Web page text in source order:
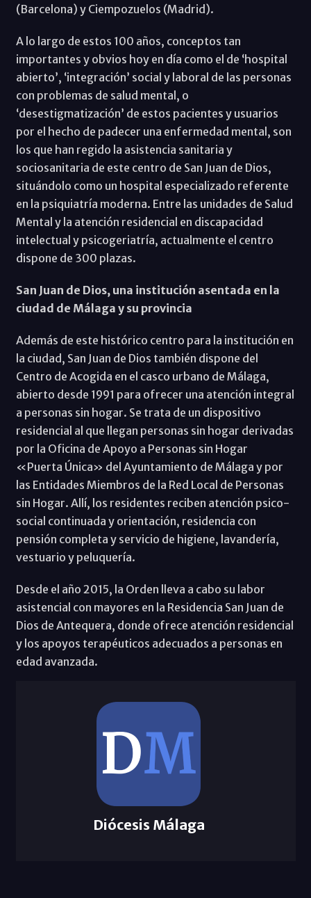
(Barcelona) y Ciempozuelos (Madrid).
A lo largo de estos 100 años, conceptos tan
importantes y obvios hoy en día como el de ‘hospital
abierto’, ‘integración’ social y laboral de las personas
con problemas de salud mental, o
‘desestigmatización’ de estos pacientes y usuarios
por el hecho de padecer una enfermedad mental, son
los que han regido la asistencia sanitaria y
sociosanitaria de este centro de San Juan de Dios,
situándolo como un hospital especializado referente
en la psiquiatría moderna. Entre las unidades de Salud
Mental y la atención residencial en discapacidad
intelectual y psicogeriatría, actualmente el centro
dispone de 300 plazas.
San Juan de Dios, una institución asentada en la
ciudad de Málaga y su provincia
Además de este histórico centro para la institución en
la ciudad, San Juan de Dios también dispone del
Centro de Acogida en el casco urbano de Málaga,
abierto desde 1991 para ofrecer una atención integral
a personas sin hogar. Se trata de un dispositivo
residencial al que llegan personas sin hogar derivadas
por la Oficina de Apoyo a Personas sin Hogar
«Puerta Única» del Ayuntamiento de Málaga y por
las Entidades Miembros de la Red Local de Personas
sin Hogar. Allí, los residentes reciben atención psico-
social continuada y orientación, residencia con
pensión completa y servicio de higiene, lavandería,
vestuario y peluquería.
Desde el año 2015, la Orden lleva a cabo su labor
asistencial con mayores en la Residencia San Juan de
Dios de Antequera, donde ofrece atención residencial
y los apoyos terapéuticos adecuados a personas en
edad avanzada.
Diócesis Málaga